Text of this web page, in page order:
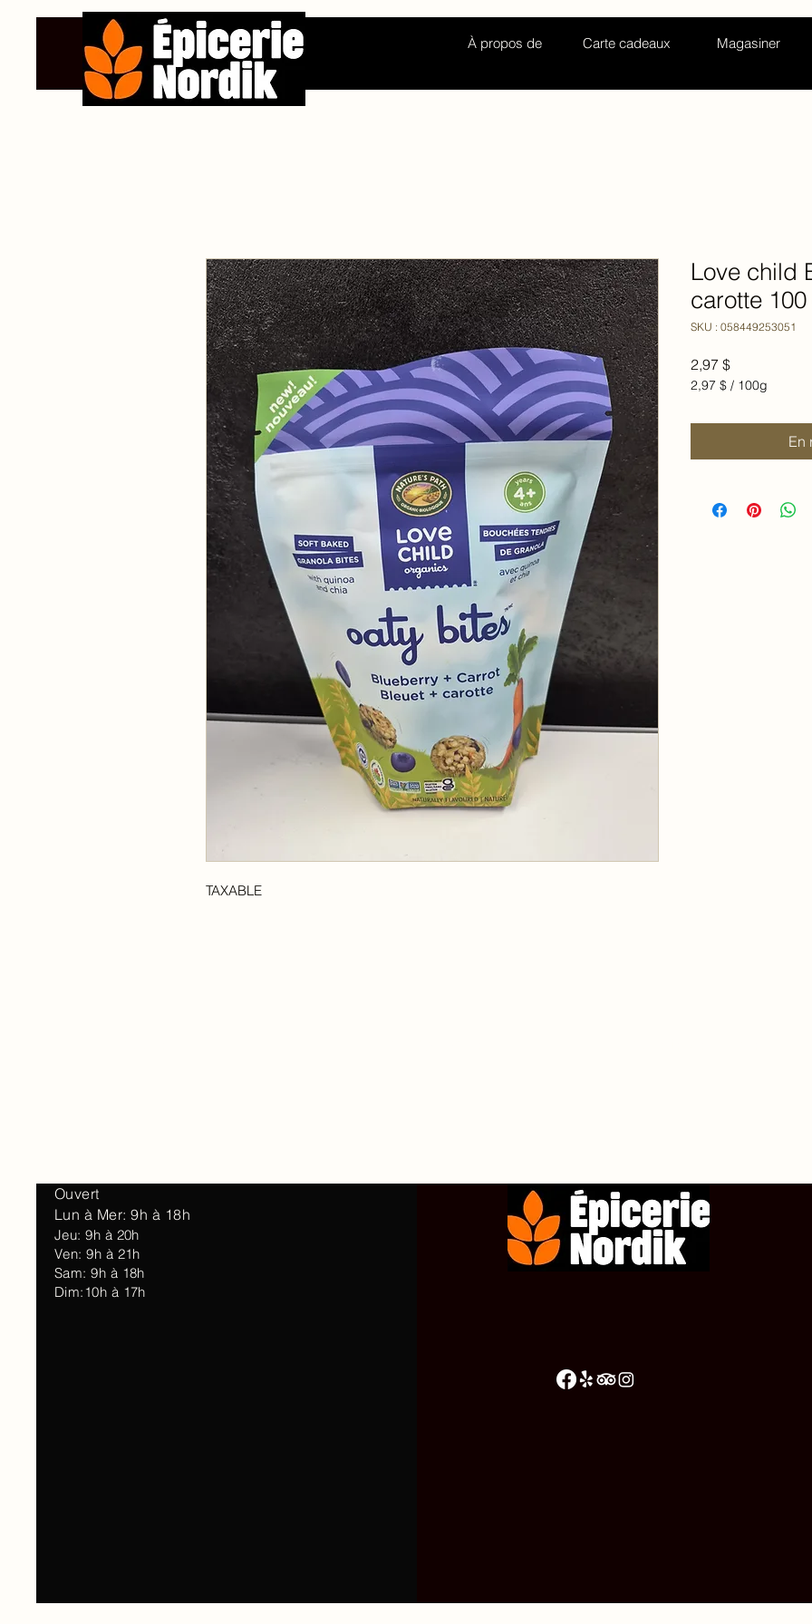
À propos de Carte cadeaux Magasiner
TAXABLE
Love child
carotte
SKU : 058449253051
2,97 $Prix
2,97 $ / 100g
pour
En
Ouvert
Lun à Mer: 9h à 18h
Jeu: 9h à 20h
Ven: 9h à 21h
Sam: 9h à 18h
Dim:10h à 17h